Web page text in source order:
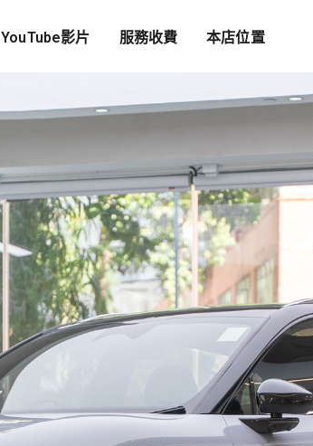
YouTube影片 服務收費 本店位置